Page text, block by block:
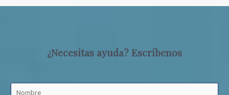
¿Necesitas ayuda? Escríbenos